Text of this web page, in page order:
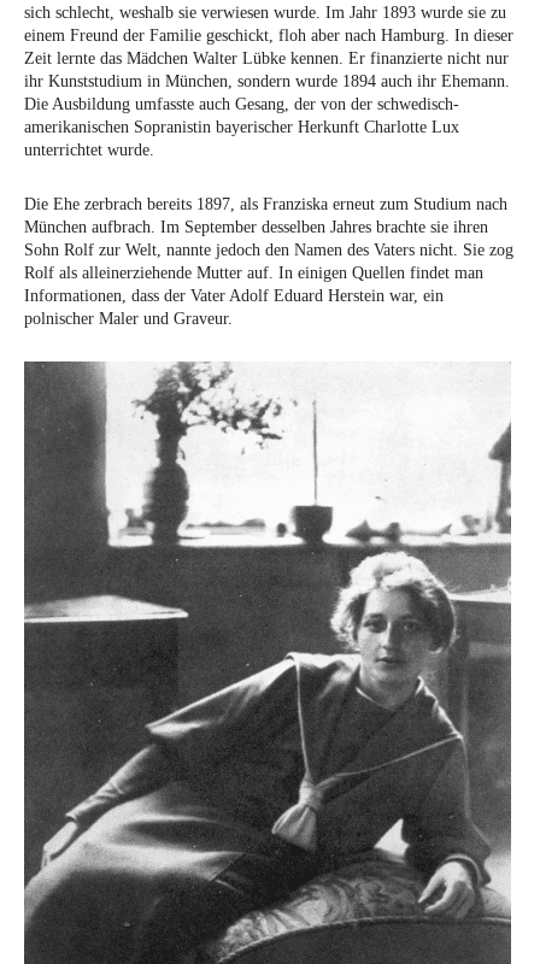
sich schlecht, weshalb sie verwiesen wurde. Im Jahr 1893 wurde sie zu
einem Freund der Familie geschickt, floh aber nach Hamburg. In dieser
Zeit lernte das Mädchen Walter Lübke kennen. Er finanzierte nicht nur
ihr Kunststudium in München, sondern wurde 1894 auch ihr Ehemann.
Die Ausbildung umfasste auch Gesang, der von der schwedisch-
amerikanischen Sopranistin bayerischer Herkunft Charlotte Lux
unterrichtet wurde.
Die Ehe zerbrach bereits 1897, als Franziska erneut zum Studium nach
München aufbrach. Im September desselben Jahres brachte sie ihren
Sohn Rolf zur Welt, nannte jedoch den Namen des Vaters nicht. Sie zog
Rolf als alleinerziehende Mutter auf. In einigen Quellen findet man
Informationen, dass der Vater Adolf Eduard Herstein war, ein
polnischer Maler und Graveur.